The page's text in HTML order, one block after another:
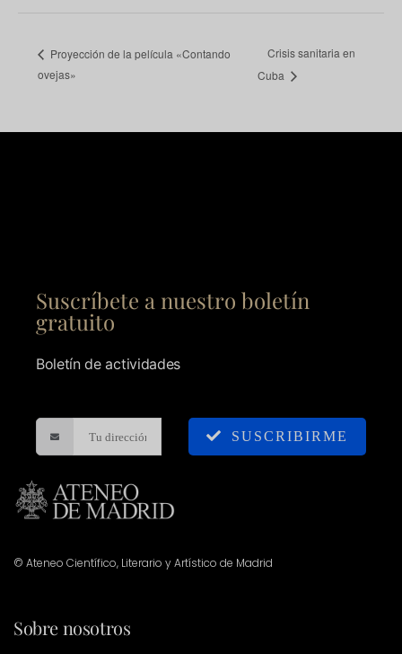
Proyección de la película «Contando
ovejas»
Crisis sanitaria en
Cuba
Suscríbete a nuestro boletín
gratuito
Boletín de actividades
SUSCRIBIRME
© Ateneo Científico, Literario y Artístico de Madrid
Sobre nosotros